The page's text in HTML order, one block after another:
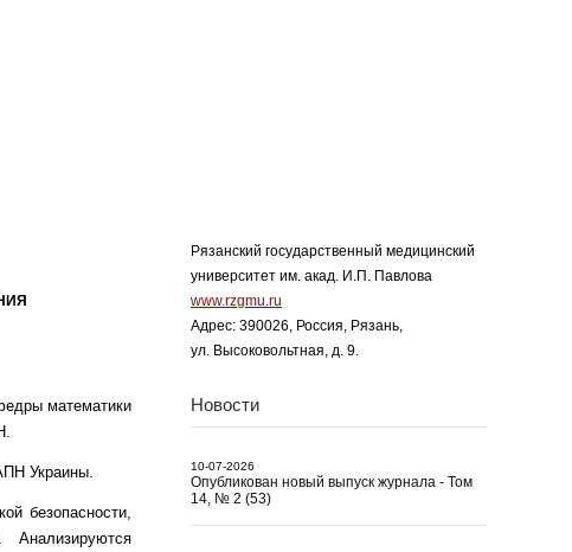
математики
Украины.
безопасности,
Анализируются
Рязанский государственный медицинский
университет им. акад. И.П. Павлова
www.rzgmu.ru
Адрес: 390026, Россия, Рязань,
ул. Высоковольтная, д. 9.
Новости
10-07-2026
Опубликован новый выпуск журнала - Том
14, № 2 (53)